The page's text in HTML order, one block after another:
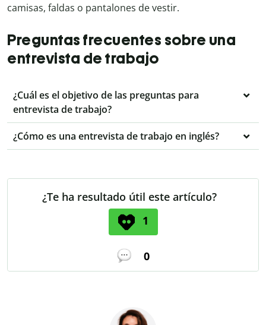
camisas, faldas o pantalones de vestir.
Preguntas frecuentes sobre una
entrevista de trabajo
¿Cuál es el objetivo de las preguntas para
entrevista de trabajo?
¿Cómo es una entrevista de trabajo en inglés?
¿Te ha resultado útil este artículo?
1
0